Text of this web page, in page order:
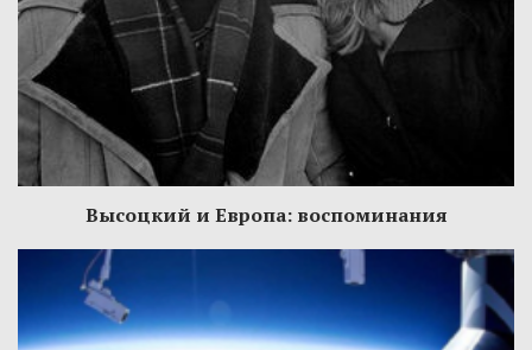
Высоцкий и Европа: воспоминания